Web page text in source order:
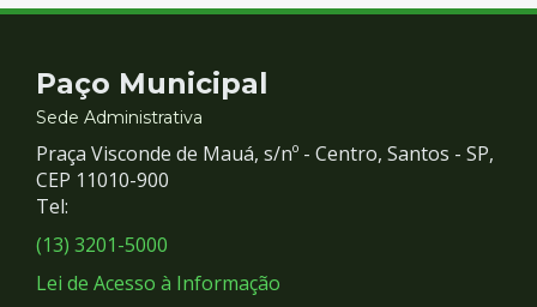
Contato
e
Redes
Sociais
Paço Municipal
Sede Administrativa
Praça Visconde de Mauá, s/nº - Centro, Santos - SP,
CEP 11010-900
Tel:
(13) 3201-5000
Lei de Acesso à Informação